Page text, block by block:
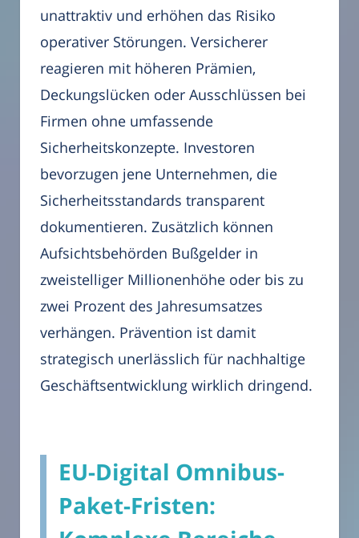
unattraktiv und erhöhen das Risiko
operativer Störungen. Versicherer
reagieren mit höheren Prämien,
Deckungslücken oder Ausschlüssen bei
Firmen ohne umfassende
Sicherheitskonzepte. Investoren
bevorzugen jene Unternehmen, die
Sicherheitsstandards transparent
dokumentieren. Zusätzlich können
Aufsichtsbehörden Bußgelder in
zweistelliger Millionenhöhe oder bis zu
zwei Prozent des Jahresumsatzes
verhängen. Prävention ist damit
strategisch unerlässlich für nachhaltige
Geschäftsentwicklung wirklich dringend.
EU-Digital Omnibus-
Paket-Fristen: